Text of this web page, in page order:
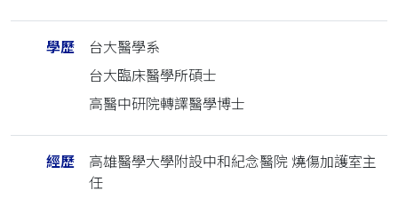
學歷
台大醫學系
台大臨床醫學所碩士
高醫中研院轉譯醫學博士
經歷
高雄醫學大學附設中和紀念醫院 燒傷加護室主
任